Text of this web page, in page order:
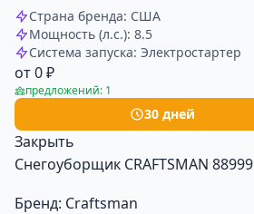
Страна бренда: США
Мощность (л.с.): 8.5
Система запуска: Электростартер
от 0 ₽
предложений: 1
30 дней
Закрыть
Снегоуборщик CRAFTSMAN 88999
Бренд: Craftsman